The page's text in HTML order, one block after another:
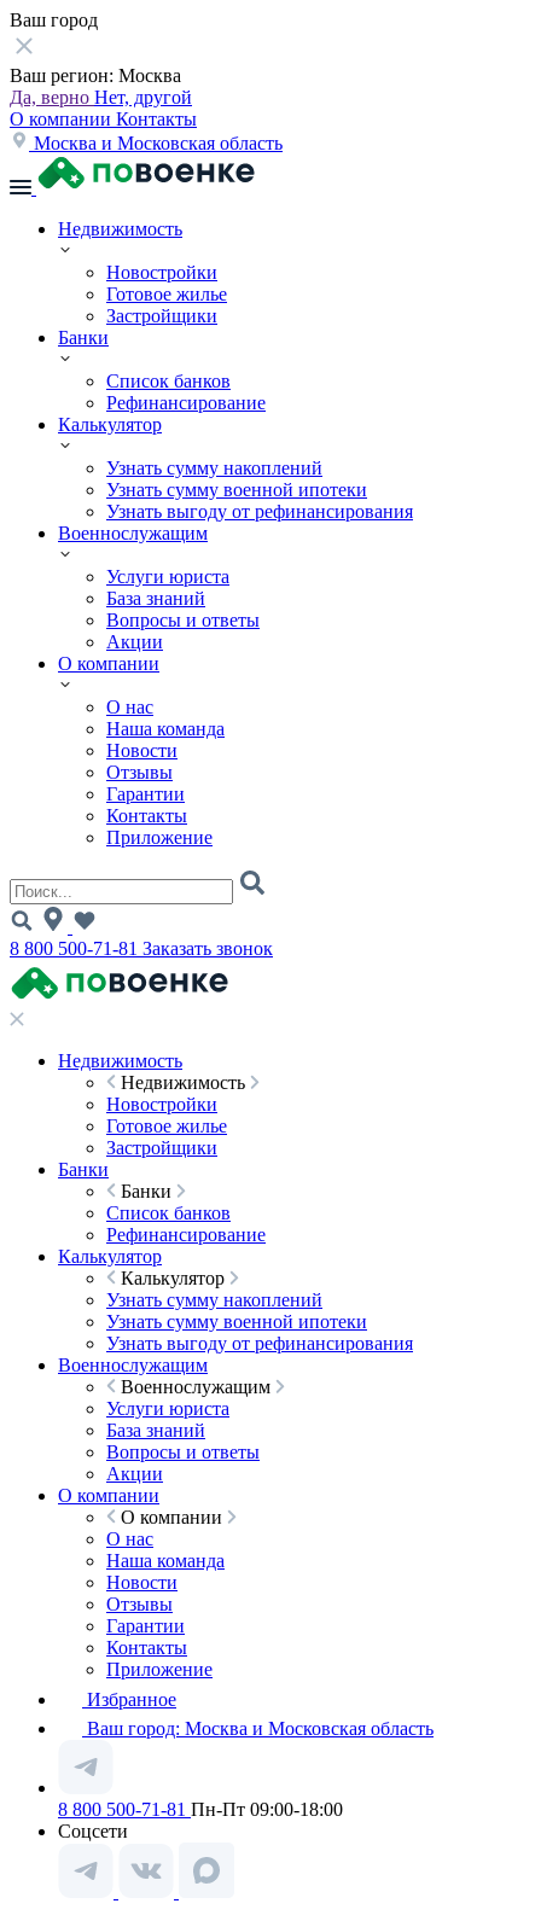
Ваш город
Ваш регион: Москва
Да, верно Нет, другой
О компании Контакты
Москва и Московская область
Недвижимость
Новостройки
Готовое жилье
Застройщики
Банки
Список банков
Рефинансирование
Калькулятор
Узнать сумму накоплений
Узнать сумму военной ипотеки
Узнать выгоду от рефинансирования
Военнослужащим
Услуги юриста
База знаний
Вопросы и ответы
Акции
О компании
О нас
Наша команда
Новости
Отзывы
Гарантии
Контакты
Приложение
8 800 500-71-81 Заказать звонок
Недвижимость
Недвижимость
Новостройки
Готовое жилье
Застройщики
Банки
Банки
Список банков
Рефинансирование
Калькулятор
Калькулятор
Узнать сумму накоплений
Узнать сумму военной ипотеки
Узнать выгоду от рефинансирования
Военнослужащим
Военнослужащим
Услуги юриста
База знаний
Вопросы и ответы
Акции
О компании
О компании
О нас
Наша команда
Новости
Отзывы
Гарантии
Контакты
Приложение
Избранное
Ваш город: Москва и Московская область
8 800 500-71-81 Пн-Пт 09:00-18:00
Соцсети